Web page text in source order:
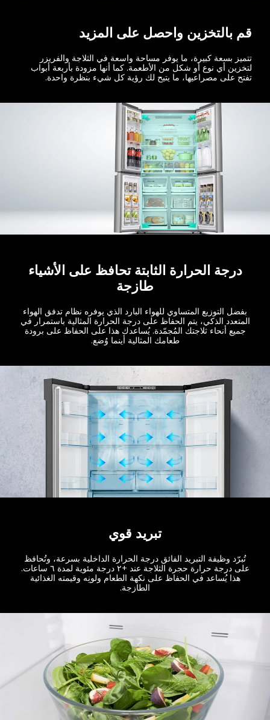
قم بالتخزين واحصل على المزيد
تتميز بسعة كبيرة، ما يوفر مساحة واسعة في الثلاجة والفريزر
لتخزين أي نوع أو شكل من الأطعمة. كما أنها مزودة بأربعة أبواب
تفتح على مصراعيها، ما يتيح لك رؤية كل شيء بنظرة واحدة.
درجة الحرارة الثابتة تحافظ على الأشياء
طازجة
بفضل التوزيع المتساوي للهواء البارد الذي يوفره نظام تدفق الهواء
المتعدد الذكي، يتم الحفاظ على درجة الحرارة المثالية باستمرار في
جميع أنحاء ثلاجتك المُجمّدة. يُساعدك هذا على الحفاظ على برودة
طعامك المثالية أينما وُضع.
تبريد قوي
تُبرّد وظيفة التبريد الفائق درجة الحرارة الداخلية بسرعة، وتُحافظ
على درجة حرارة حجرة الثلاجة عند +٢ درجة مئوية لمدة ٦ ساعات.
هذا يُساعد في الحفاظ على نكهة الطعام ولونِه وقيمته الغذائية
الطازجة.